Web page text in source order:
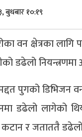
बुधबार १०:१९
वन क्षेत्रका
डढेलो
पुगको डिभिजन
डढेलो लागेको
र जताततै डढेलो